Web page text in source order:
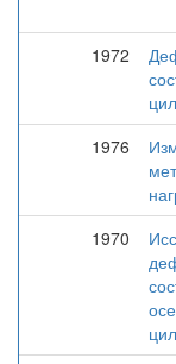
1972
1976
1970